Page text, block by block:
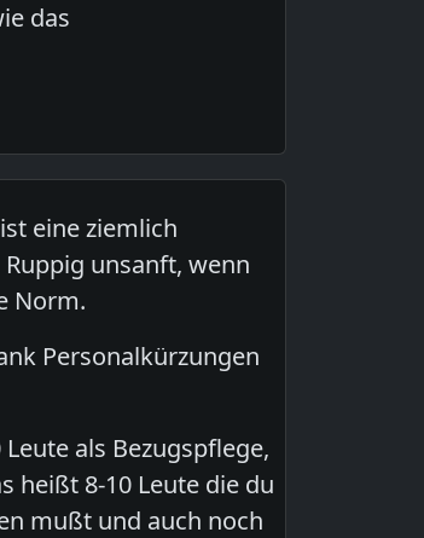
das
eine ziemlich
unsanft, wenn
Norm.
Personalkürzungen
als Bezugspflege,
heißt 8-10 Leute die du
mußt und auch noch